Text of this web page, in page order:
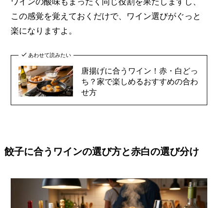
この感覚を覚えておくだけで、ワイン選びがぐっと
楽になりますよ。
あわせて読みたい
唐揚げに合うワイン！赤・白どっ
ち？家で楽しめるおすすめの合わ
せ方
餃子に合うワインの選び方と赤白の選び分け